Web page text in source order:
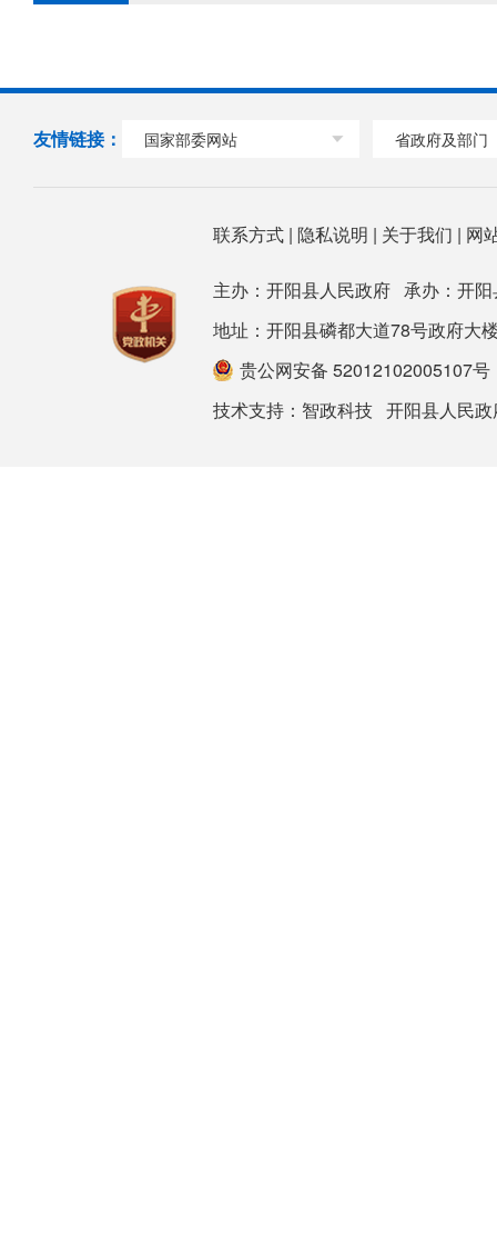
友情链接： 国家部委网站 省政府及部门
联系方式| 隐私说明 | 关于我们 | 网
主办：开阳县人民政府 承办：开
地址：开阳县磷都大道78号政府
贵公网安备 52012102005107号
技术支持： 智政科技 开阳县人民